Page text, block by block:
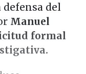
defensa del
Manuel
formal